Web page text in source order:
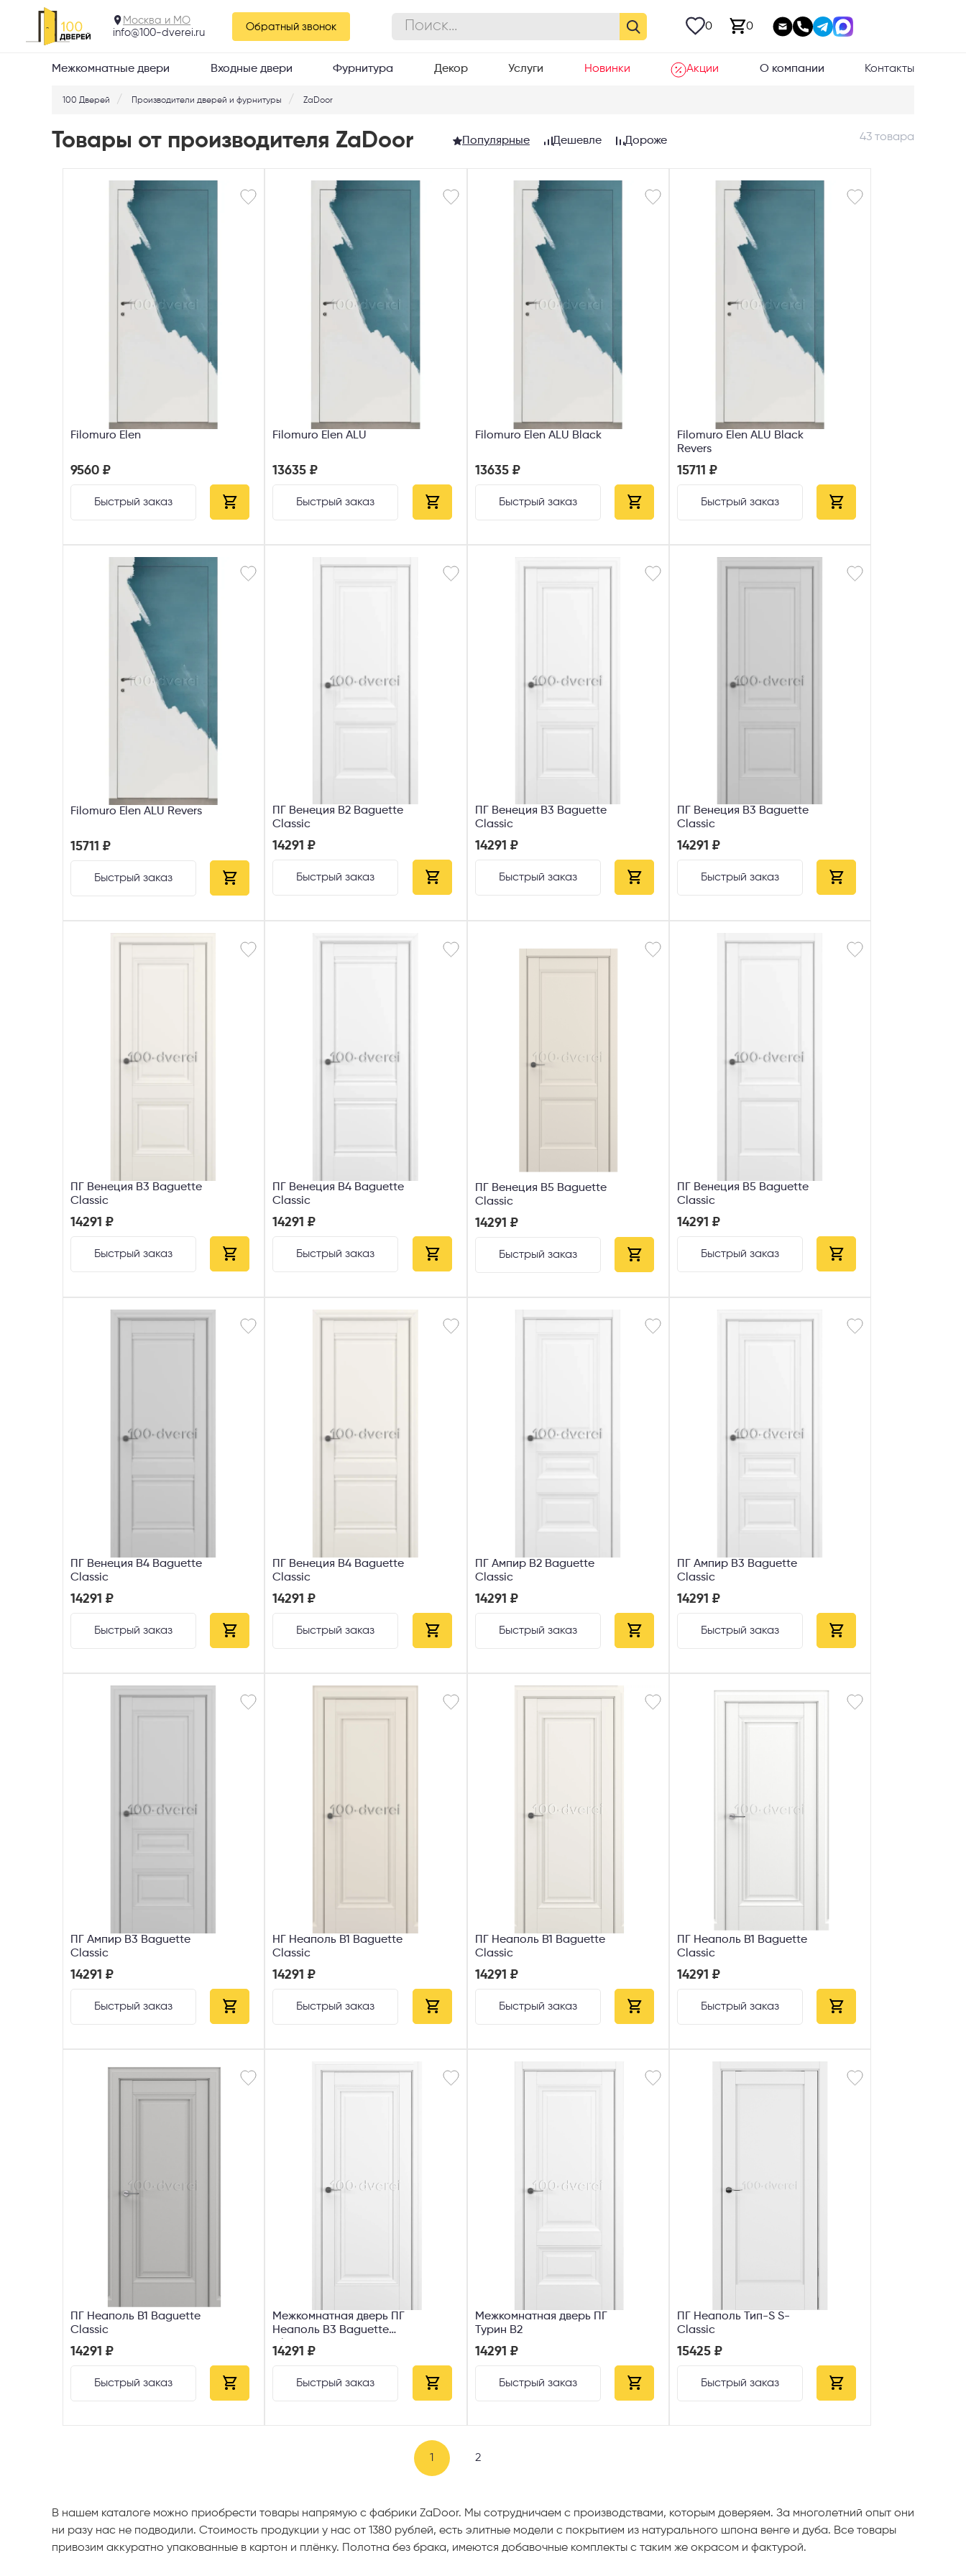
Москва и МО
info@100-dverei.ru
Обратный звонок 0 0
Межкомнатные двери Входные двери Фурнитура Декор Услуги Новинки Акции О компании Контакты
100 Дверей Производители дверей и фурнитуры ZaDoor
Товары от производителя ZaDoor Популярные Дешевле Дороже 43 товара
Filomuro Elen
9560 ₽
Быстрый заказ
Filomuro Elen ALU
13635 ₽
Быстрый заказ
Filomuro Elen ALU Black
13635 ₽
Быстрый заказ
Filomuro Elen ALU Black
Revers
15711 ₽
Быстрый заказ
Filomuro Elen ALU Revers
15711 ₽
Быстрый заказ
ПГ Венеция В2 Baguette
Classic
14291 ₽
Быстрый заказ
ПГ Венеция В3 Baguette
Classic
14291 ₽
Быстрый заказ
ПГ Венеция В3 Baguette
Classic
14291 ₽
Быстрый заказ
ПГ Венеция В3 Baguette
Classic
14291 ₽
Быстрый заказ
ПГ Венеция В4 Baguette
Classic
14291 ₽
Быстрый заказ
ПГ Венеция В5 Baguette
Classic
14291 ₽
Быстрый заказ
ПГ Венеция В5 Baguette
Classic
14291 ₽
Быстрый заказ
ПГ Венеция В4 Baguette
Classic
14291 ₽
Быстрый заказ
ПГ Венеция В4 Baguette
Classic
14291 ₽
Быстрый заказ
ПГ Ампир В2 Baguette
Classic
14291 ₽
Быстрый заказ
ПГ Ампир В3 Baguette
Classic
14291 ₽
Быстрый заказ
ПГ Ампир В3 Baguette
Classic
14291 ₽
Быстрый заказ
НГ Неаполь В1 Baguette
Classic
14291 ₽
Быстрый заказ
ПГ Неаполь В1 Baguette
Classic
14291 ₽
Быстрый заказ
ПГ Неаполь В1 Baguette
Classic
14291 ₽
Быстрый заказ
ПГ Неаполь В1 Baguette
Classic
14291 ₽
Быстрый заказ
Межкомнатная дверь ПГ
Неаполь В3 Baguette
Classic
14291 ₽
Быстрый заказ
Межкомнатная дверь ПГ
Турин В2
14291 ₽
Быстрый заказ
ПГ Неаполь Тип-S S-
Classic
15425 ₽
Быстрый заказ
1 2
В нашем каталоге можно приобрести товары напрямую с фабрики ZaDoor. Мы сотрудничаем с производствами, которым доверяем. За многолетний опыт они
ни разу нас не подводили. Стоимость продукции у нас от 1380 рублей, есть элитные модели с покрытием из натурального шпона венге и дуба. Все товары
привозим аккуратно упакованные в картон и плёнку. Полотна без брака, имеются добавочные комплекты с таким же окрасом и фактурой.
Выберите способ связи